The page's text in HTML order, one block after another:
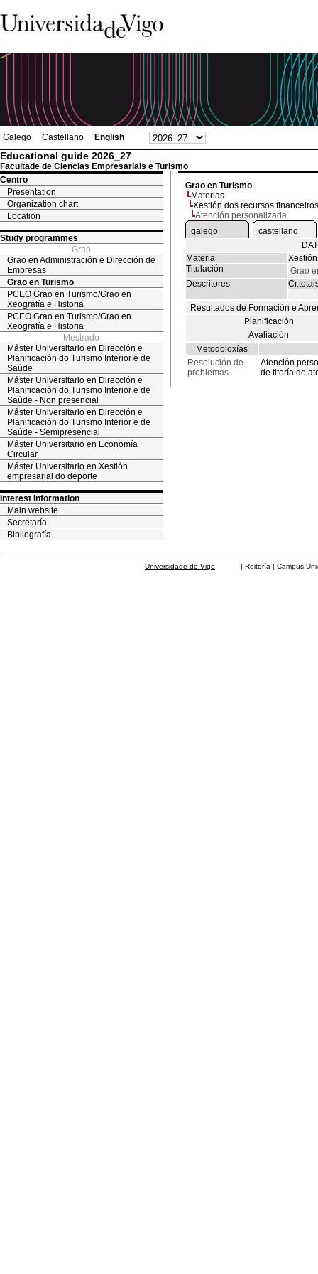
Galego Castellano English
Educational guide 2026_27
Facultade de Ciencias Empresariais e Turismo
Centro
Presentation
Organization chart
Location
Study programmes
Grao
Grao en Administración e Dirección de
Empresas
Grao en Turismo
PCEO Grao en Turismo/Grao en
Xeografía e Historia
PCEO Grao en Turismo/Grao en
Xeografía e Historia
Mestrado
Máster Universitario en Dirección e
Planificación do Turismo Interior e de
Saúde
Máster Universitario en Dirección e
Planificación do Turismo Interior e de
Saúde - Non presencial
Máster Universitario en Dirección e
Planificación do Turismo Interior e de
Saúde - Semipresencial
Máster Universitario en Economía
Circular
Máster Universitario en Xestión
empresarial do deporte
Interest Information
Main website
Secretaría
Bibliografía
Grao en Turismo
Materias
Xestión dos recursos financeiros
Atención personalizada
galego
castellano
Materia
Titulación
Grao
Descritores
Resultados de Formación e
Planificación
Avaliación
Metodoloxías
Resolución de
problemas
Atención
de titoría de
Universidade de Vigo | Reitoría | Campus